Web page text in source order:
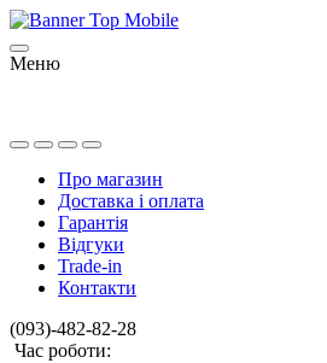
Меню
Про магазин
Доставка і оплата
Гарантія
Відгуки
Trade-in
Контакти
(093)-482-82-28
Час роботи: